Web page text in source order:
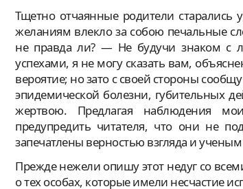
Тщетно отчаянные родители
желаниям влекло за собою печальные
не правда ли? — Не будучи знаком с
успехами, я не могу сказать вам,
вероятие; но зато с своей стороны
эпидемической болезни, губительных
жертвою. Предлагая наблюдения
предупредить читателя, что они не
запечатлены верностью взгляда и
Прежде нежели опишу этот недуг со
о тех особах, которые имели несчастие